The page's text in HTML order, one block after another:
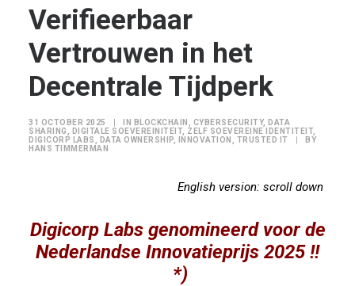
Verifieerbaar
Vertrouwen in het
Decentrale Tijdperk
31 OCTOBER 2025 IN BLOCKCHAIN CYBERSECURITY,
DATA
SHARING
DIGITALE SOEVEREINITEIT, ZELF SOEVEREINE IDENTITEIT,
DIGICORP LABS
DATA OWNERSHIP, INNOVATION TRUSTED IT
BY
HANS TIMMERMAN
English version: scroll down
Digicorp Labs genomineerd voor de
Nederlandse Innovatieprijs 2025 !!
*)